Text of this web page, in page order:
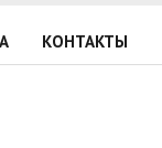
КОНТАКТЫ